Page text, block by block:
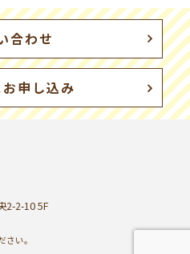
合わせ
申し込み
2-2-10 5F
さい。